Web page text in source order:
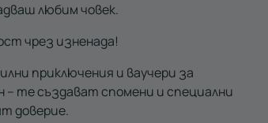
любим човек.
чрез изненада!
приключения и ваучери за
– те създават спомени и специални
доверие.